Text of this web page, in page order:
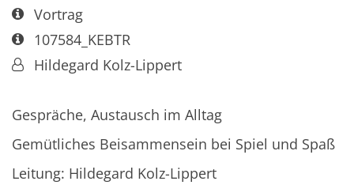
Art bzw. Nummer:
Vortrag
Art bzw. Nummer:
107584_KEBTR
Von:Hildegard Kolz-Lippert
Gespräche, Austausch im Alltag
Gemütliches Beisammensein bei Spiel und Spaß
Leitung: Hildegard Kolz-Lippert